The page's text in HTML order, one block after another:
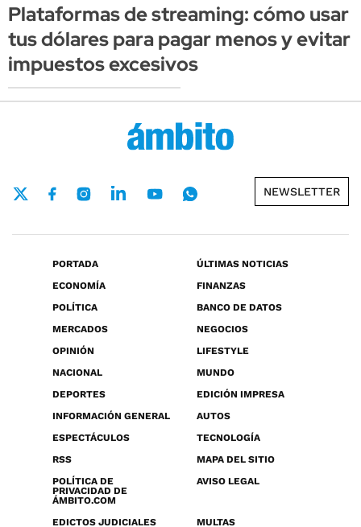
Plataformas de streaming: cómo usar
tus dólares para pagar menos y evitar
impuestos excesivos
NEWSLETTER
PORTADA
ÚLTIMAS NOTICIAS
ECONOMÍA
FINANZAS
POLÍTICA
BANCO DE DATOS
MERCADOS
NEGOCIOS
OPINIÓN
LIFESTYLE
NACIONAL
MUNDO
DEPORTES
EDICIÓN IMPRESA
INFORMACIÓN GENERAL
AUTOS
ESPECTÁCULOS
TECNOLOGÍA
RSS
MAPA DEL SITIO
POLÍTICA DE
PRIVACIDAD DE
ÁMBITO.COM
AVISO LEGAL
EDICTOS JUDICIALES MULTAS